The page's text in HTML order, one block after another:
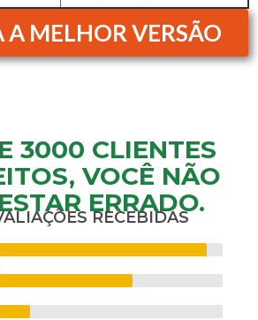
A MELHOR VERSÃO
3000 CLIENTES
VOCÊ NÃO
ERRADO.
RECEBIDAS